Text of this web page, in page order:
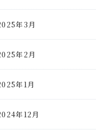
年3月
年2月
年1月
年12月